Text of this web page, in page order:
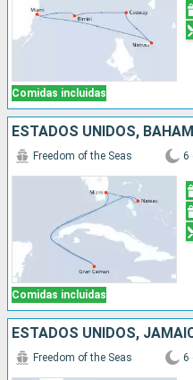
Comidas incluidas
Comidas incluidas
Freedom of the Seas 6
ESTADOS UNIDOS,
Freedom of the Seas 6